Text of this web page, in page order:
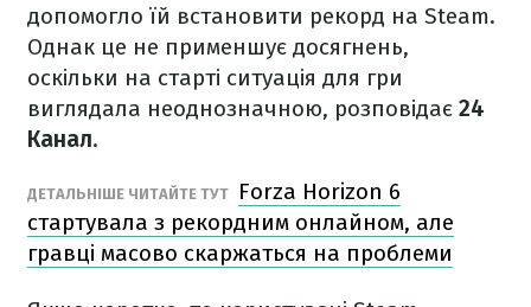
допомогло їй встановити рекорд на Steam.
Однак це не применшує досягнень,
оскільки на старті ситуація для гри
виглядала неоднозначною, розповідає 24
Канал.
ДЕТАЛЬНІШЕ ЧИТАЙТЕ ТУТ
Forza Horizon 6
стартувала з рекордним онлайном, але
гравці масово скаржаться на проблеми